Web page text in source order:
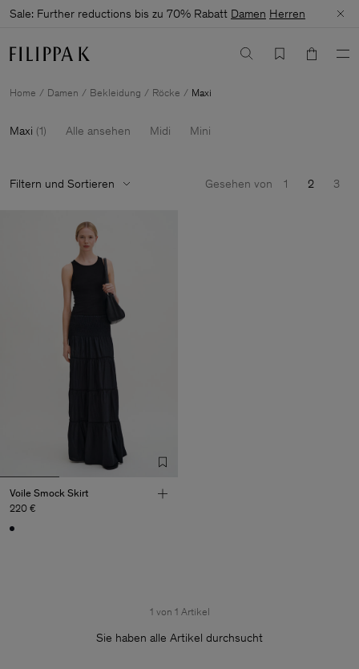
Sale: Further reductions bis zu 70% Rabatt Damen Herren
Home Damen Bekleidung Röcke Maxi
Maxi (1) Alle ansehen Midi Mini
Filtern und Sortieren Gesehen von 1 2 3
Voile Smock Skirt
220 €
1 von 1 Artikel
Sie haben alle Artikel durchsucht